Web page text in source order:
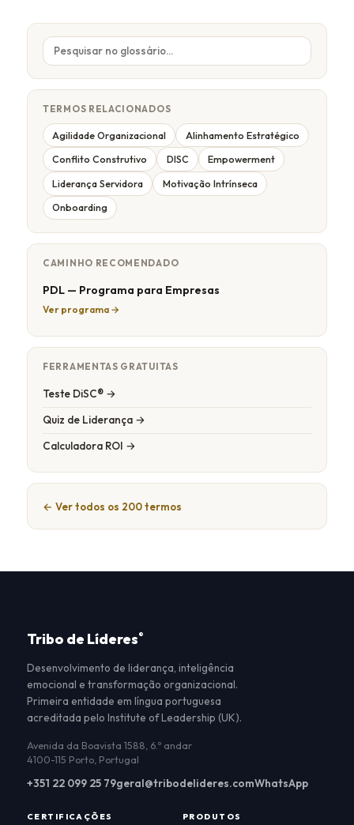
TERMOS RELACIONADOS
Agilidade Organizacional Alinhamento Estratégico
Conflito Construtivo DISC Empowerment
Liderança Servidora Motivação Intrínseca
Onboarding
CAMINHO RECOMENDADO
PDL — Programa para Empresas
Ver programa →
FERRAMENTAS GRATUITAS
Teste DiSC® →
Quiz de Liderança →
Calculadora ROI →
← Ver todos os 200 termos
Tribo de Líderes®
Desenvolvimento de liderança, inteligência
emocional e transformação organizacional.
Primeira entidade em língua portuguesa
acreditada pelo Institute of Leadership (UK).
Avenida da Boavista 1588, 6.º andar
4100-115 Porto, Portugal
+351 22 099 25 79geral@tribodelideres.comWhatsApp
CERTIFICAÇÕES PRODUTOS